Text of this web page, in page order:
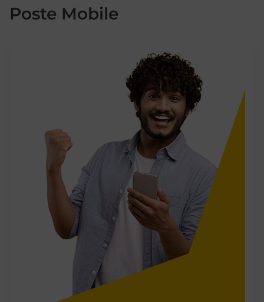
Poste Mobile